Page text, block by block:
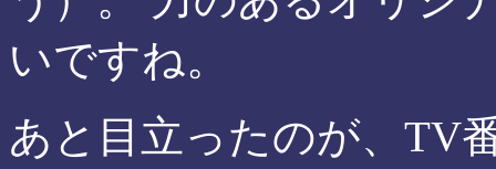
いですね。
あと目立ったのが、TV